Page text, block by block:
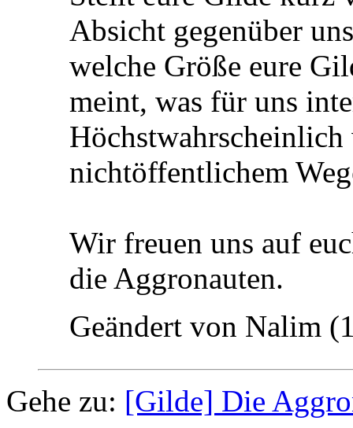
Absicht gegenüber
welche Größe eure
meint, was für uns
nichtöffentlichem
Wir freuen uns auf
die Aggronauten.
Geändert von Nalim
Gehe zu: [Gilde] Die